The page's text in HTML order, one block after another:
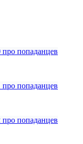
попаданцев
попаданцев
попаданцев